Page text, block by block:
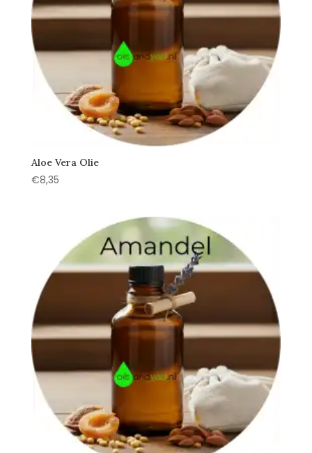
Aloe Vera Olie
€8,35